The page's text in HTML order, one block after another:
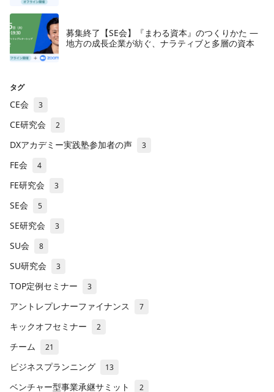
募集終了【SE会】『まわる資本』のつくりかた —
地方の成長企業が紡ぐ、ナラティブと多層の資本
タグ
CE会 3
CE研究会 2
DXアカデミー実践塾参加者の声 3
FE会 4
FE研究会 3
SE会 5
SE研究会 3
SU会 8
SU研究会 3
TOP定例セミナー 3
アントレプレナーファイナンス 7
キックオフセミナー 2
チーム 21
ビジネスプランニング 13
ベンチャー型事業承継サミット 2